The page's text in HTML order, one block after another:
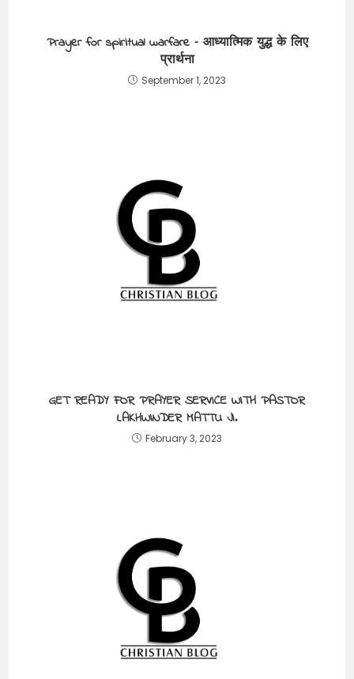
Prayer for spiritual warfare – आध्यात्मिक युद्ध के लिए
प्रार्थना
September 1, 2023
GET READY FOR PRAYER SERVICE WITH PASTOR
LAKHWINDER MATTU JI.
February 3, 2023